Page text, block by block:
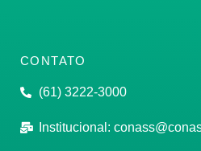
CONTATO
(61) 3222-3000
Institucional: